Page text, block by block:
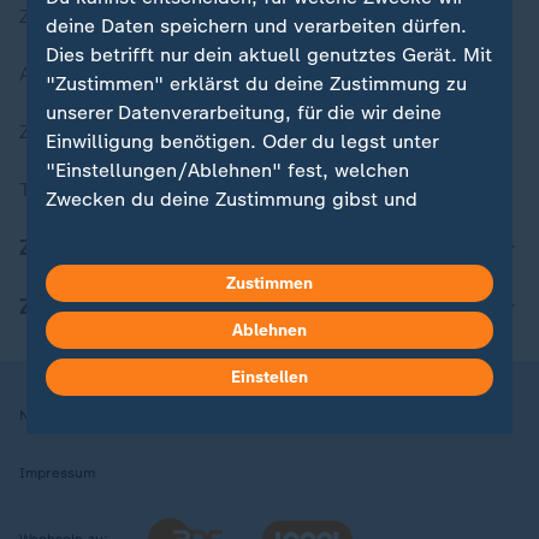
Zuletzt veröffentlicht
Aktuelle Sendungs-Videos
ZDFheute Stories
Themen im Überblick
ZDFheute Apps
Nutzungsbedingungen
Impressum
deine Daten speichern und verarbeiten dürfen.
Dies betrifft nur dein aktuell genutztes Gerät. Mit
"Zustimmen" erklärst du deine Zustimmung zu
unserer Datenverarbeitung, für die wir deine
Einwilligung benötigen. Oder du legst unter
"Einstellungen/Ablehnen" fest, welchen
Zwecken du deine Zustimmung gibst und
in deinen Einstellungen widerrufen oder ändern.
Hier findest du das Impressum.
Weitere Informationen findest du in unserer
Datenschutzerklärung.
Zustimmen
Ablehnen
Einstellen